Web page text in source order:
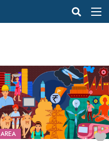
AREA